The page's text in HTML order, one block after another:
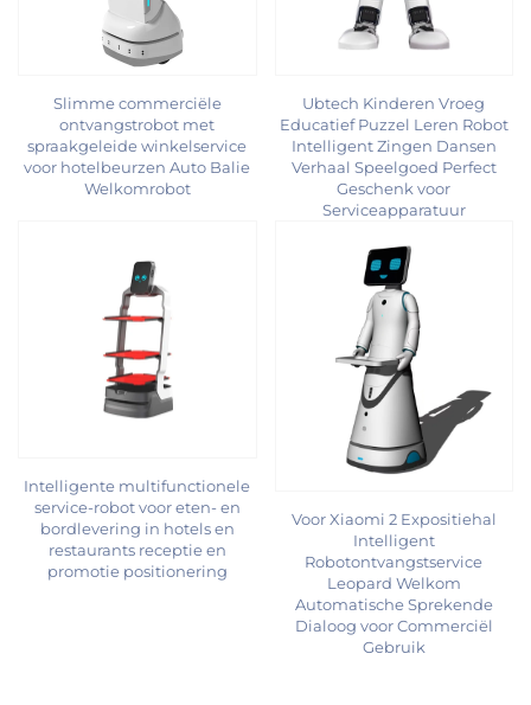
Slimme commerciële
ontvangstrobot met
spraakgeleide winkelservice
voor hotelbeurzen Auto Balie
Welkomrobot
Ubtech Kinderen Vroeg
Educatief Puzzel Leren Robot
Intelligent Zingen Dansen
Verhaal Speelgoed Perfect
Geschenk voor
Serviceapparatuur
Intelligente multifunctionele
service-robot voor eten- en
bordlevering in hotels en
restaurants receptie en
promotie positionering
Voor Xiaomi 2 Expositiehal
Intelligent
Robotontvangstservice
Leopard Welkom
Automatische Sprekende
Dialoog voor Commerciël
Gebruik